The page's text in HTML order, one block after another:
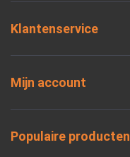
Klantenservice
Mijn account
Populaire producten